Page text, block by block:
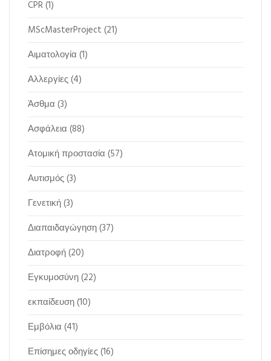
CPR(1)
MScMasterProject (21)
Αιματολογία (1)
Αλλεργίες(4)
Άσθμα (3)
Ασφάλεια (88)
Ατομική προστασία (57)
Αυτισμός(3)
Γενετική(3)
Διαπαιδαγώγηση(37)
Διατροφή(20)
Εγκυμοσύνη(22)
εκπαίδευση(10)
Εμβόλια (41)
Επίσημες οδηγίες(16)